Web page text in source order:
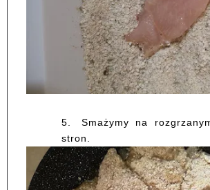
5.
Smażymy na
stron.